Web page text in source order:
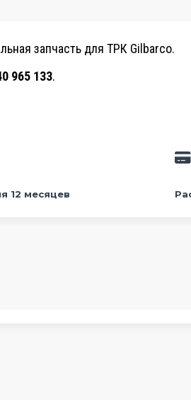
запчасть для ТРК Gilbarco.
965 133.
12 месяцев